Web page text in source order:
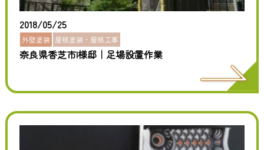
2018/05/25
外壁塗装 屋根塗装・屋根工事
奈良県香芝市I様邸｜足場設置作業